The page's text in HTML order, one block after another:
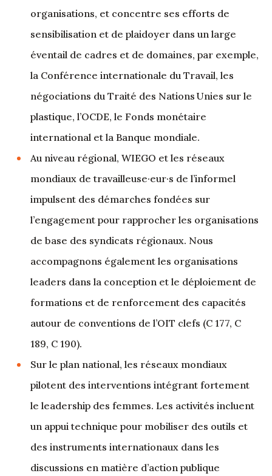
organisations, et concentre ses efforts de
sensibilisation et de plaidoyer dans un large
éventail de cadres et de domaines, par exemple,
la Conférence internationale du Travail, les
négociations du Traité des Nations Unies sur le
plastique, l’OCDE, le Fonds monétaire
international et la Banque mondiale.
Au niveau régional, WIEGO et les réseaux
mondiaux de travailleuse·eur·s de l’informel
impulsent des démarches fondées sur
l’engagement pour rapprocher les organisations
de base des syndicats régionaux. Nous
accompagnons également les organisations
leaders dans la conception et le déploiement de
formations et de renforcement des capacités
autour de conventions de l’OIT clefs (C 177, C
189, C 190).
Sur le plan national, les réseaux mondiaux
pilotent des interventions intégrant fortement
le leadership des femmes. Les activités incluent
un appui technique pour mobiliser des outils et
des instruments internationaux dans les
discussions en matière d’action publique